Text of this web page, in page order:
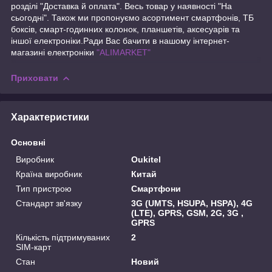
розділі "Доставка й оплата". Весь товар у наявності "На
сьогодні". Також ми пропонуємо асортимент смартфонів, ТБ
боксів, смарт-годинних колонок, планшетів, аксесуарів та
іншої електроніки.Ради Вас бачити в нашому інтернет-
магазині електроніки "ALIMARKET"
Приховати
Характеристики
Основні
Виробник
Oukitel
Країна виробник
Китай
Тип пристрою
Смартфони
Стандарт зв'язку
3G (UMTS, HSUPA, HSPA), 4G
(LTE), GPRS, GSM, 2G, 3G ,
GPRS
Кількість підтримуваних
SIM-карт
2
Стан
Новий